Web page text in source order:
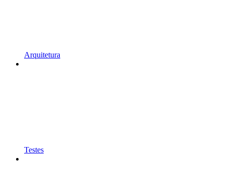
Arquitetura
Testes